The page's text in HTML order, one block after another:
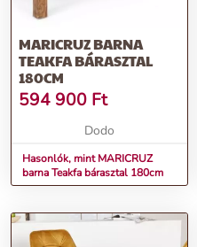
MARICRUZ BARNA
TEAKFA BÁRASZTAL
180CM
594 900 Ft
Dodo
Hasonlók, mint MARICRUZ
barna Teakfa bárasztal 180cm